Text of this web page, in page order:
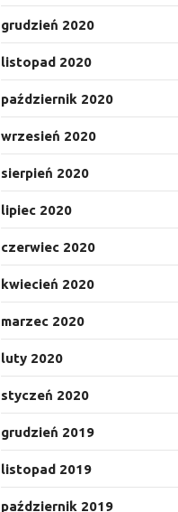
grudzień 2020
listopad 2020
październik 2020
wrzesień 2020
sierpień 2020
lipiec 2020
czerwiec 2020
kwiecień 2020
marzec 2020
luty 2020
styczeń 2020
grudzień 2019
listopad 2019
październik 2019